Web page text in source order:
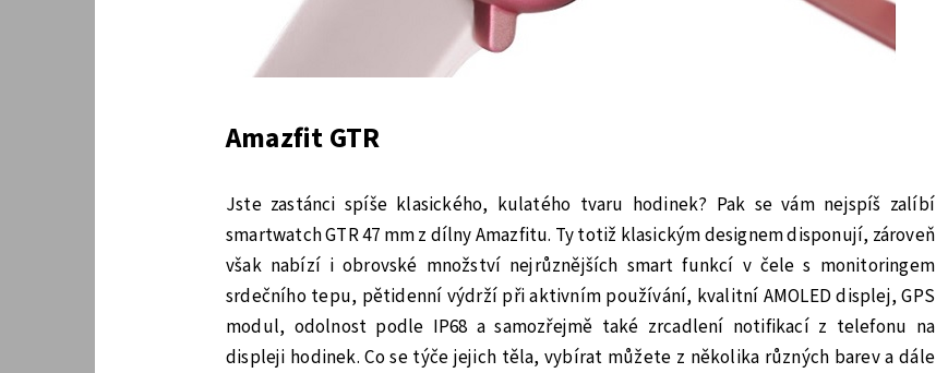
Amazfit GTR
Jste zastánci spíše klasického, kulatého tvaru hodinek? Pak se vám nejspíš zalíbí
smartwatch GTR 47 mm z dílny Amazfitu. Ty totiž klasickým designem disponují, zároveň
však nabízí i obrovské množství nejrůznějších smart funkcí v čele s monitoringem
srdečního tepu, pětidenní výdrží při aktivním používání, kvalitní AMOLED displej, GPS
modul, odolnost podle IP68 a samozřejmě také zrcadlení notifikací z telefonu na
displeji hodinek. Co se týče jejich těla, vybírat můžete z několika různých barev a dále